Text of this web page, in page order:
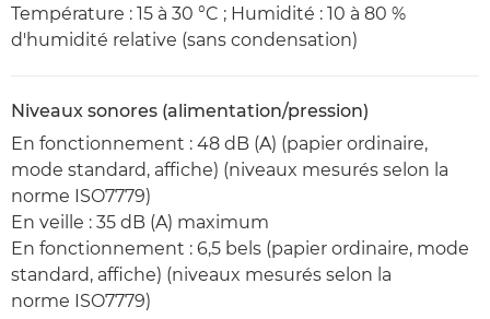
Température : 15 à 30 °C ; Humidité : 10 à 80 %
d'humidité relative (sans condensation)
Niveaux sonores (alimentation/pression)
En fonctionnement : 48 dB (A) (papier ordinaire,
mode standard, affiche) (niveaux mesurés selon la
norme ISO7779)
En veille : 35 dB (A) maximum
En fonctionnement : 6,5 bels (papier ordinaire, mode
standard, affiche) (niveaux mesurés selon la
norme ISO7779)